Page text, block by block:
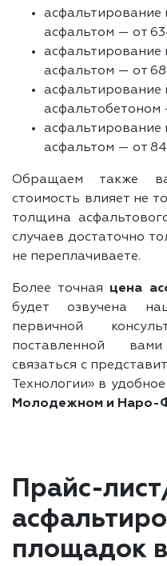
асфальтирование
асфальтом — от
асфальтирование
асфальтом — от
асфальтирование
асфальтом — от
Обращаем также
стоимость влияет не
толщина
случаев достаточно
не переплачиваете.
Более точная цена
будет озвучена
первичной
поставленной
связаться с
Технологии» в
Молодежном и Наро-
Прайс-
площадок в